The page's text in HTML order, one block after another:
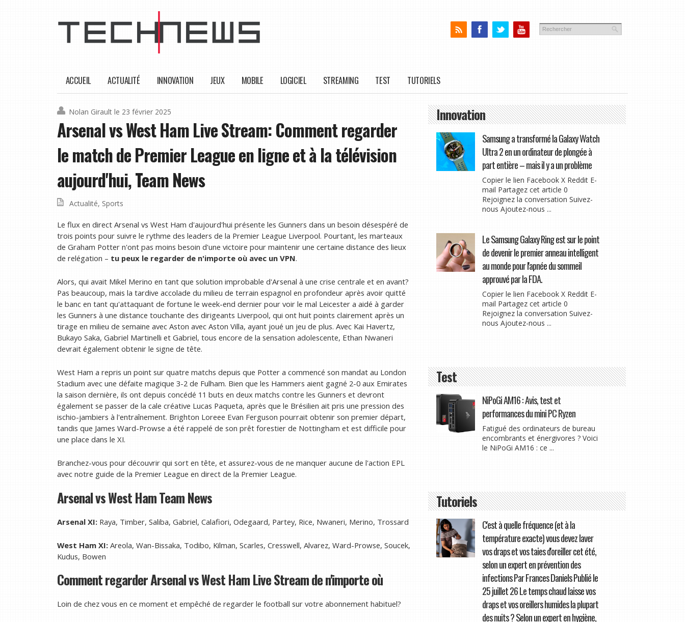
ACCUEIL ACTUALITÉ INNOVATION JEUX MOBILE LOGICIEL STREAMING TEST TUTORIELS
Nolan Girault le 23 février 2025
Arsenal vs West Ham Live Stream: Comment regarder
le match de Premier League en ligne et à la télévision
aujourd'hui, Team News
Actualité, Sports
Le flux en direct Arsenal vs West Ham d'aujourd'hui présente les Gunners dans un besoin désespéré de
trois points pour suivre le rythme des leaders de la Premier League Liverpool. Pourtant, les marteaux
de Graham Potter n'ont pas moins besoin d'une victoire pour maintenir une certaine distance des lieux
de relégation – tu peux le regarder de n'importe où avec un VPN.
Alors, qui avait Mikel Merino en tant que solution improbable d'Arsenal à une crise centrale et en avant?
Pas beaucoup, mais la tardive accolade du milieu de terrain espagnol en profondeur après avoir quitté
le banc en tant qu'attaquant de fortune le week-end dernier pour voir le mal Leicester a aidé à garder
les Gunners à une distance touchante des dirigeants Liverpool, qui ont huit points clairement après un
tirage en milieu de semaine avec Aston avec Aston Villa, ayant joué un jeu de plus. Avec Kai Havertz,
Bukayo Saka, Gabriel Martinelli et Gabriel, tous encore de la sensation adolescente, Ethan Nwaneri
devrait également obtenir le signe de tête.
West Ham a repris un point sur quatre matchs depuis que Potter a commencé son mandat au London
Stadium avec une défaite magique 3-2 de Fulham. Bien que les Hammers aient gagné 2-0 aux Emirates
la saison dernière, ils ont depuis concédé 11 buts en deux matchs contre les Gunners et devront
également se passer de la cale créative Lucas Paqueta, après que le Brésilien ait pris une pression des
ischio-jambiers à l'entraînement. Brighton Loreee Evan Ferguson pourrait obtenir son premier départ,
tandis que James Ward-Prowse a été rappelé de son prêt forestier de Nottingham et est difficile pour
une place dans le XI.
Branchez-vous pour découvrir qui sort en tête, et assurez-vous de ne manquer aucune de l'action EPL
avec notre guide de la Premier League en direct de la Premier League.
Arsenal vs West Ham Team News
Arsenal XI: Raya, Timber, Saliba, Gabriel, Calafiori, Odegaard, Partey, Rice, Nwaneri, Merino, Trossard
West Ham XI: Areola, Wan-Bissaka, Todibo, Kilman, Scarles, Cresswell, Alvarez, Ward-Prowse, Soucek,
Kudus, Bowen
Comment regarder Arsenal vs West Ham Live Stream de n'importe où
Loin de chez vous en ce moment et empêché de regarder le football sur votre abonnement habituel?
Innovation
Samsung a transformé la Galaxy Watch
Ultra 2 en un ordinateur de plongée à
part entière – mais il y a un problème
Copier le lien Facebook X Reddit E-
mail Partagez cet article 0
Rejoignez la conversation Suivez-
nous Ajoutez-nous ...
Le Samsung Galaxy Ring est sur le point
de devenir le premier anneau intelligent
au monde pour l'apnée du sommeil
approuvé par la FDA.
Copier le lien Facebook X Reddit E-
mail Partagez cet article 0
Rejoignez la conversation Suivez-
nous Ajoutez-nous ...
Test
NiPoGi AM16 : Avis, test et
performances du mini PC Ryzen
Fatigué des ordinateurs de bureau
encombrants et énergivores ? Voici
le NiPoGi AM16 : ce ...
Tutoriels
C'est à quelle fréquence (et à la
température exacte) vous devez laver
vos draps et vos taies d'oreiller cet été,
selon un expert en prévention des
infections Par Frances Daniels Publié le
25 juillet 26 Le temps chaud laisse vos
draps et vos oreillers humides la plupart
des nuits ? Selon un expert en hygiène,